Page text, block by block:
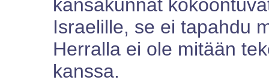
kansakunnat
Israelille, se ei tapahdu
Herralla ei ole mitään
kanssa.